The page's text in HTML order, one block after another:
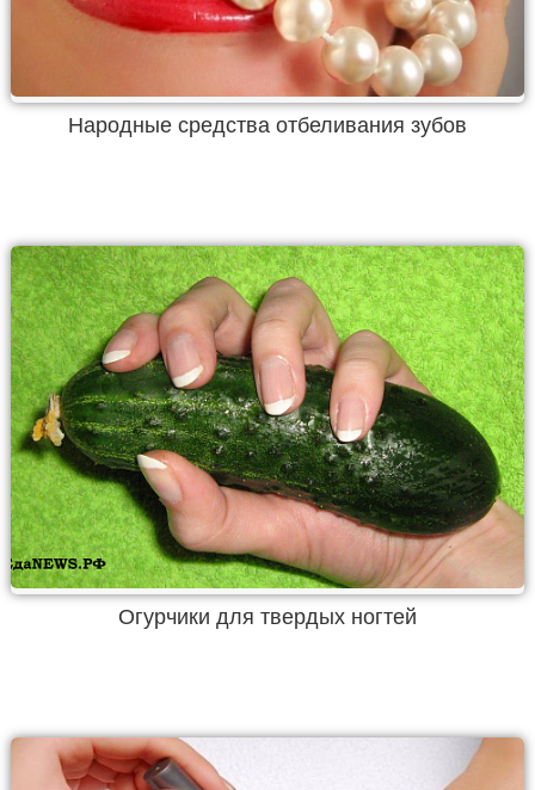
Народные средства отбеливания зубов
Огурчики для твердых ногтей